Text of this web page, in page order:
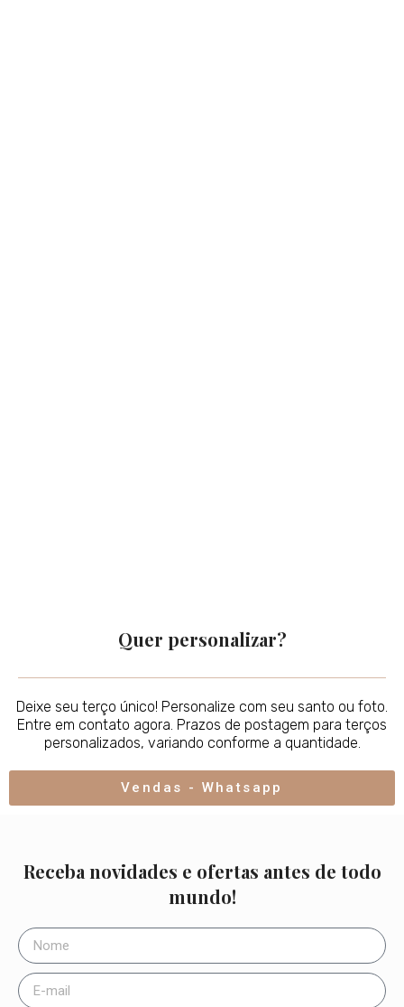
Quer personalizar?
Deixe seu terço único! Personalize com seu santo ou foto.
Entre em contato agora. Prazos de postagem para terços
personalizados, variando conforme a quantidade.
Vendas - Whatsapp
Receba novidades e ofertas antes de todo
mundo!